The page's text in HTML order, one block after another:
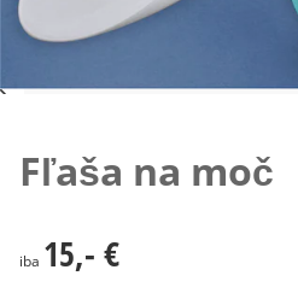
Fľaša na moč
15,- €
iba 15,- €